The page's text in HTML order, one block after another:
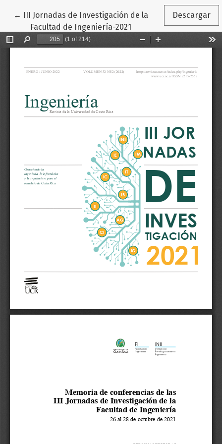
← Volver a los detalles del artículo
III Jornadas de Investigación de la
Facultad de Ingeniería-2021
Descargar